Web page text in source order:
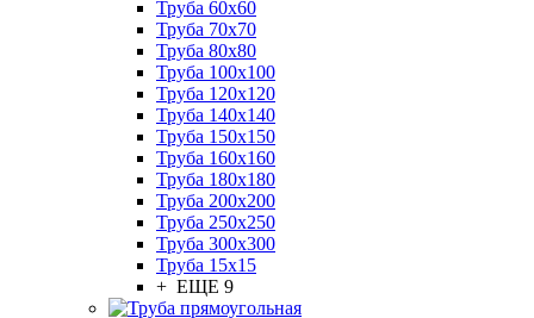
Труба 60x60
Труба 70x70
Труба 80x80
Труба 100x100
Труба 120x120
Труба 140x140
Труба 150x150
Труба 160x160
Труба 180x180
Труба 200x200
Труба 250x250
Труба 300x300
Труба 15x15
+ ЕЩЕ 9